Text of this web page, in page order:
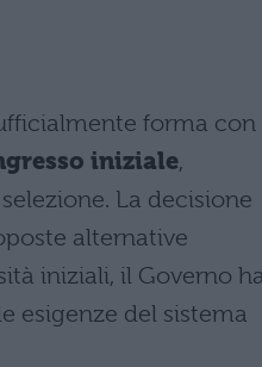
forma con
iniziale,
La decisione
alternative
iniziali, il Governo
esigenze del sistema